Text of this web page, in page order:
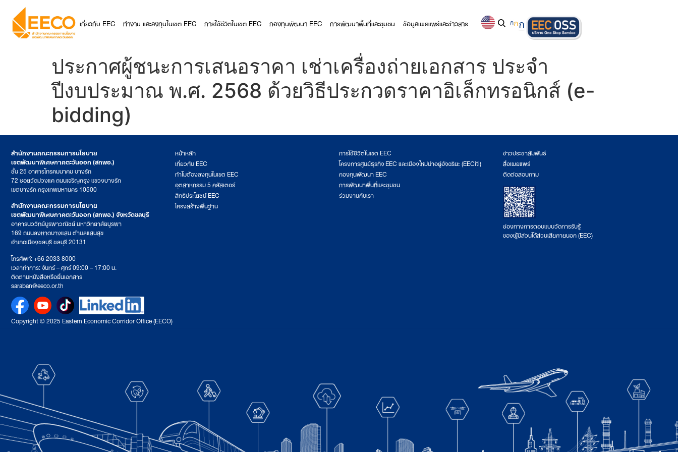
เกี่ยวกับ EEC ทำงาน และลงทุนในเขต EEC การใช้ชีวิตในเขต EEC กองทุนพัฒนา EEC การพัฒนาพื้นที่และชุมชน ข้อมูลเผยแพร่และข่าวสาร กกก
ประกาศผู้ชนะการเสนอราคา เช่าเครื่องถ่ายเอกสาร ประจำ
ปีงบประมาณ พ.ศ. 2568 ด้วยวิธีประกวดราคาอิเล็กทรอนิกส์ (e-
bidding)
สำนักงานคณะกรรมการนโยบาย
เขตพัฒนาพิเศษภาคตะวันออก (สกพอ.)
ชั้น 25 อาคารโทรคมนาคม บางรัก
72 ซอยวัดม่วงแค ถนนเจริญกรุง แขวงบางรัก
เขตบางรัก กรุงเทพมหานคร 10500
สำนักงานคณะกรรมการนโยบาย
เขตพัฒนาพิเศษภาคตะวันออก (สกพอ.) จังหวัดชลบุรี
อาคารนววิทย์บูรพาวณิชย์ มหาวิทยาลัยบูรพา
169 ถนนลงหาดบางแสน ตำบลแสนสุข
อำเภอเมืองชลบุรี ชลบุรี 20131
โทรศัพท์: +66 2033 8000
เวลาทำการ: จันทร์ – ศุกร์ 09:00 – 17:00 น.
ติดตามหนังสือหรือยื่นเอกสาร
saraban@eeco.or.th
หน้าหลัก
เกี่ยวกับ EEC
ทำไมต้องลงทุนในเขต EEC
อุตสาหกรรม 5 คลัสเตอร์
สิทธิประโยชน์ EEC
โครงสร้างพื้นฐาน
การใช้ชีวิตในเขต EEC
โครงการศูนย์ธุรกิจ EEC และเมืองใหม่น่าอยู่อัจฉริยะ (EECiti)
กองทุนพัฒนา EEC
การพัฒนาพื้นที่และชุมชน
ร่วมงานกับเรา
ข่าวประชาสัมพันธ์
สื่อเผยแพร่
ติดต่อสอบถาม
ช่องทางการตอบแบบวัดการรับรู้
ของผู้มีส่วนได้ส่วนเสียภายนอก (EEC)
Copyright © 2025 Eastern Economic Corridor Office (EECO)